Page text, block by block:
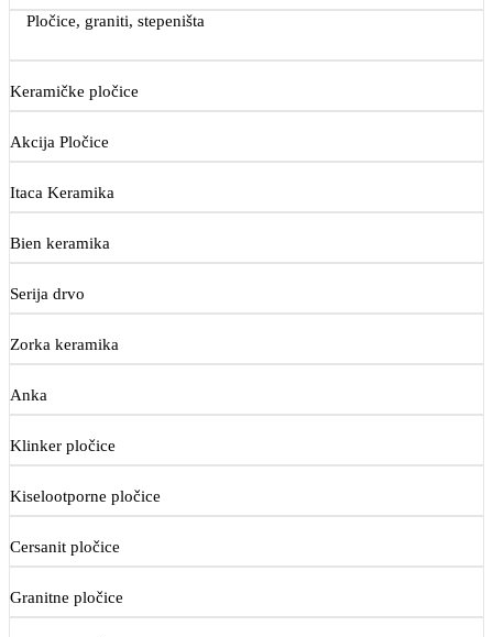
Pločice, graniti, stepeništa
Keramičke pločice
Akcija Pločice
Itaca Keramika
Bien keramika
Serija drvo
Zorka keramika
Anka
Klinker pločice
Kiselootporne pločice
Cersanit pločice
Granitne pločice